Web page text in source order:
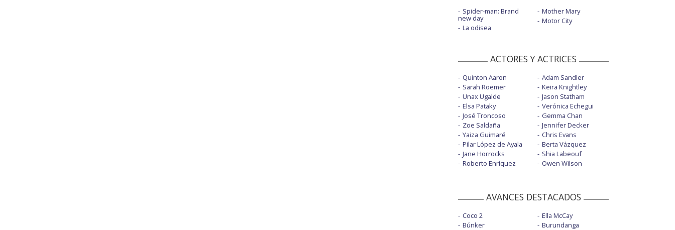
Spider-man: Brand
new day
La odisea
Mother Mary
Motor City
ACTORES Y ACTRICES
Quinton Aaron
Sarah Roemer
Unax Ugalde
Elsa Pataky
José Troncoso
Zoe Saldaña
Yaiza Guimaré
Pilar López de Ayala
Jane Horrocks
Roberto Enríquez
Adam Sandler
Keira Knightley
Jason Statham
Verónica Echegui
Gemma Chan
Jennifer Decker
Chris Evans
Berta Vázquez
Shia Labeouf
Owen Wilson
AVANCES DESTACADOS
Coco 2
Búnker
Ella McCay
Burundanga